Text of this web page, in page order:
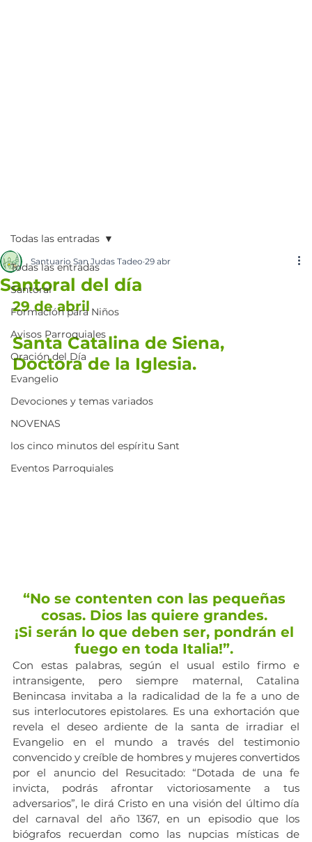
Todas las entradas
Santoral
Formación para Niños
Avisos Parroquiales
Oración del Día
Evangelio
Devociones y temas variados
NOVENAS
los cinco minutos del espíritu Sant
Eventos Parroquiales
Todas las entradas
Santoral del día
Santuario San Judas Tadeo 29 abr
29 de abril
Santa Catalina de Siena,
Doctora de la Iglesia.
“No se contenten con las pequeñas
cosas. Dios las quiere grandes.
¡Si serán lo que deben ser, pondrán el
fuego en toda Italia!”.
Con estas palabras, según el usual estilo firmo e
intransigente, pero siempre maternal, Catalina
Benincasa invitaba a la radicalidad de la fe a uno de
sus interlocutores epistolares. Es una exhortación que
revela el deseo ardiente de la santa de irradiar el
Evangelio en el mundo a través del testimonio
convencido y creíble de hombres y mujeres convertidos
por el anuncio del Resucitado: “Dotada de una fe
invicta, podrás afrontar victoriosamente a tus
adversarios”, le dirá Cristo en una visión del último día
del carnaval del año 1367, en un episodio que los
biógrafos recuerdan como las nupcias místicas de